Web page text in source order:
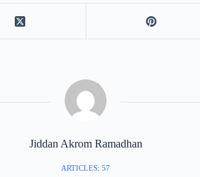
Jiddan Akrom Ramadhan
ARTICLES: 57